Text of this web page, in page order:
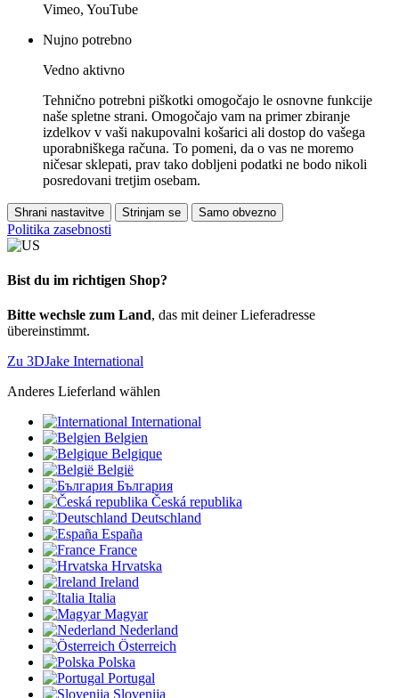
Vimeo, YouTube
Nujno potrebno
Vedno aktivno
Tehnično potrebni piškotki omogočajo le osnovne funkcije
naše spletne strani. Omogočajo vam na primer zbiranje
izdelkov v vaši nakupovalni košarici ali dostop do vašega
uporabniškega računa. To pomeni, da o vas ne moremo
ničesar sklepati, prav tako dobljeni podatki ne bodo nikoli
posredovani tretjim osebam.
Shrani nastavitve Strinjam se Samo obvezno
Politika zasebnosti
Bist du im richtigen Shop?
Bitte wechsle zum Land, das mit deiner Lieferadresse
übereinstimmt.
Zu 3DJake International
Anderes Lieferland wählen
International
Belgien
Belgique
België
България
Česká republika
Deutschland
España
France
Hrvatska
Ireland
Italia
Magyar
Nederland
Österreich
Polska
Portugal
Slovenija